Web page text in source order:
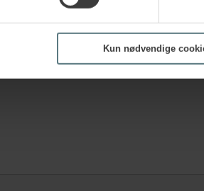
Kun nødvendige
the same?*